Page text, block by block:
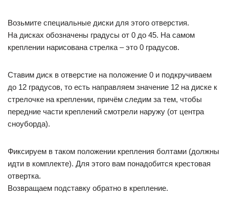
Возьмите специальные диски для этого отверстия.
На дисках обозначены градусы от 0 до 45. На самом
креплении нарисована стрелка – это 0 градусов.
Ставим диск в отверстие на положение 0 и подкручиваем
до 12 градусов, то есть направляем значение 12 на диске к
стрелочке на креплении, причём следим за тем, чтобы
передние части креплений смотрели наружу (от центра
сноуборда).
Фиксируем в таком положении крепления болтами (должны
идти в комплекте). Для этого вам понадобится крестовая
отвертка.
Возвращаем подставку обратно в крепление.